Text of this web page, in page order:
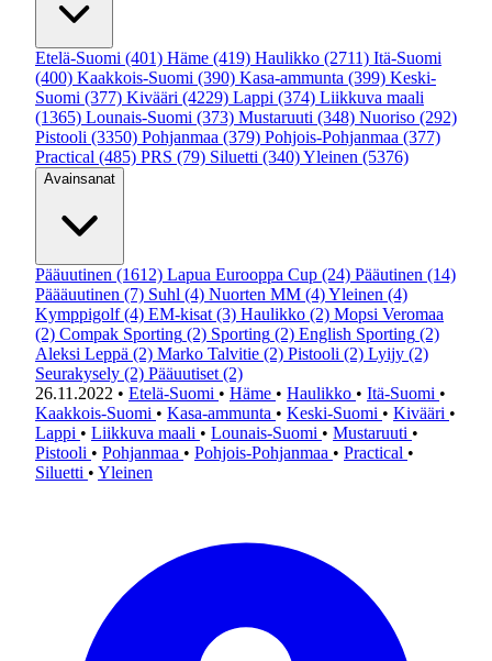
Etelä-Suomi (401) Häme (419) Haulikko (2711) Itä-Suomi
(400) Kaakkois-Suomi (390) Kasa-ammunta (399) Keski-
Suomi (377) Kivääri (4229) Lappi (374) Liikkuva maali
(1365) Lounais-Suomi (373) Mustaruuti (348) Nuoriso (292)
Pistooli (3350) Pohjanmaa (379) Pohjois-Pohjanmaa (377)
Practical (485) PRS (79) Siluetti (340)Yleinen (5376)
Avainsanat
Pääuutinen (1612) Lapua Eurooppa Cup (24) Pääutinen (14)
Päääuutinen (7) Suhl (4) Nuorten MM (4)Yleinen (4)
Kymppigolf (4) EM-kisat (3) Haulikko (2) Mopsi Veromaa
(2) Compak Sporting (2) Sporting (2) English Sporting (2)
Aleksi Leppä (2) Marko Talvitie (2) Pistooli (2) Lyijy (2)
Seurakysely (2) Pääuutiset (2)
26.11.2022 • Etelä-Suomi • Häme • Haulikko • Itä-Suomi •
Kaakkois-Suomi • Kasa-ammunta • Keski-Suomi • Kivääri •
Lappi • Liikkuva maali • Lounais-Suomi • Mustaruuti •
Pistooli • Pohjanmaa • Pohjois-Pohjanmaa • Practical •
Siluetti • Yleinen